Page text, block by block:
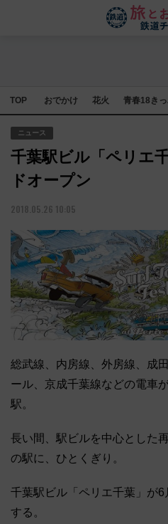
TOP おでかけ 花火 青春18き
ニュース
千葉駅ビル「ペリエ
ドオープン
2018.05.26 10:05
総武線、内房線、外房線、成
ール、京成千葉線などの電車
駅。
長い間、駅ビルを中心とした
の駅に、ひとくぎり。
千葉駅ビル「ペリエ千葉」が
する。